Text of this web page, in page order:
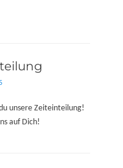
unsere Zeiteinteilung!
auf Dich!